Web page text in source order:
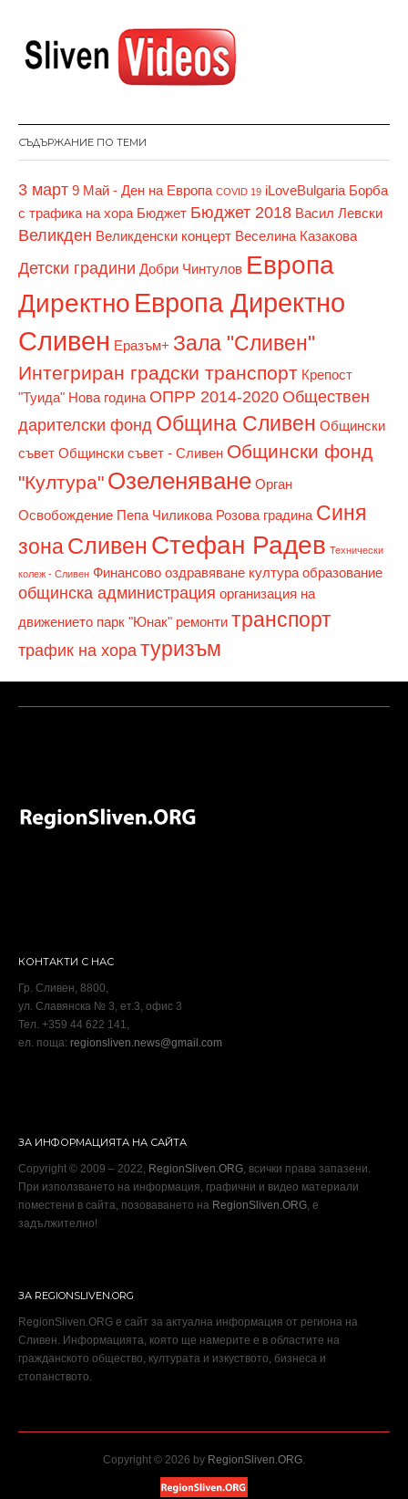
СЪДЪРЖАНИЕ ПО ТЕМИ
3 март 9 Май - Ден на Европа COVID 19 iLoveBulgaria Борба
с трафика на хора Бюджет Бюджет 2018 Васил Левски
Великден Великденски концерт Веселина Казакова
Детски градини Добри Чинтулов Европа
Директно Европа Директно
Сливен Еразъм+ Зала "Сливен"
Интегриран градски транспорт Крепост
"Туида" Нова година ОПРР 2014-2020 Обществен
дарителски фонд Община Сливен Общински
съвет Общински съвет - Сливен Общински фонд
"Култура" Озеленяване Орган
Освобождение Пепа Чиликова Розова градина Синя
зонаСливен Стефан Радев Технически
колеж - Сливен Финансово оздравяване култура образование
общинска администрация организация на
движението парк "Юнак" ремонти транспорт
трафик на хора туризъм
КОНТАКТИ С НАС
Гр. Сливен, 8800,
ул. Славянска № 3, ет.3, офис 3
Тел. +359 44 622 141,
ел. поща: regionsliven.news@gmail.com
ЗА ИНФОРМАЦИЯТА НА САЙТА
Copyright © 2009 – 2022, RegionSliven.ORG, всички права запазени.
При използването на информация, графични и видео материали
поместени в сайта, позоваването на RegionSliven.ORG, е
задължително!
ЗА REGIONSLIVEN.ORG
RegionSliven.ORG е сайт за актуална информация от региона на
Сливен. Информацията, която ще намерите е в областите на
гражданското общество, културата и изкуството, бизнеса и
стопанството.
Copyright © 2026 by RegionSliven.ORG.